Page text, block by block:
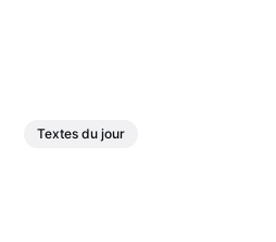
Textes du jour